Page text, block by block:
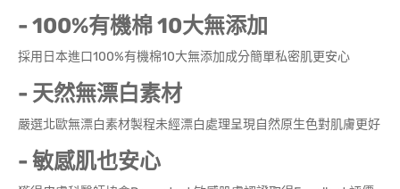
- 100%有機棉 10大無添加
採用日本進口100%有機棉10大無添加成分簡單私密肌更安心
- 天然無漂白素材
嚴選北歐無漂白素材製程未經漂白處理呈現自然原生色對肌膚更好
- 敏感肌也安心